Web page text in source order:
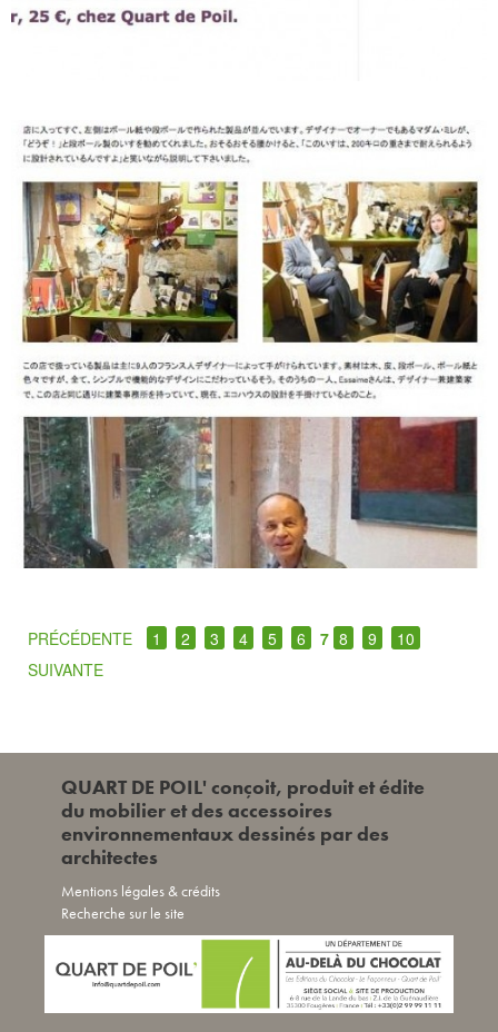
PRÉCÉDENTE 1 2 3 4 5 6 7 8 9
10
SUIVANTE
QUART DE POIL' conçoit, produit et édite
du mobilier et des accessoires
environnementaux dessinés par des
architectes
Mentions légales & crédits
Recherche sur le site